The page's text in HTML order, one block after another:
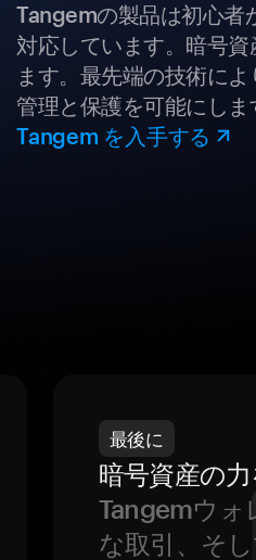
Tangemの製品は初心者
対応しています。暗号
ます。最先端の技術に
管理と保護を可能にしま
Tangem を入手する
最後に
暗号資産の
Tangemウォ
な取引、そ